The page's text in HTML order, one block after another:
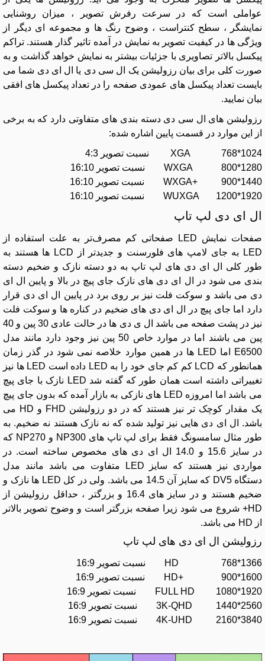
عواملی است که در سرعت رفرش تصویر ، میزان روشنایی
نمایشگر ، سطح کنتراست ، وضوح رنگ ها و مجموعه ای دیگر از
ویژگی ها در کیفیت تصویر به نمایش در آمده تاثیر گذار هستند. تراکم
پیکسل بالاتر تصاویری با جزئیات بیشتر به نمایش خواهد گذاشت و به
صورت کلی برای بیان رزولیشن یک ال سی دی یا ال ای دی شما می
بایست تعداد پیکسل های عمودی صفحه را در تعداد پیکسل های افقی
بیان نمایید.
رزولیشن های ال سی دی دسته بندی های متفاوتی دارد که به برخی
از این موارد در قسمت پایین اشاره شده:
1024*768 XGA نسبت تصویر 4:3
1280*800 WXGA نسبت تصویر 16:10
1440*900 +WXGA نسبت تصویر 16:10
1920*1200 WUXGA نسبت تصویر 16:10
ال ای دی لپ تاپ
صفحات نمایش LED صفحاتی کم ‌مصرف‌تر به علت استفاده از
LED به جای لامپ های فلورسنت و جدیدتر از LCD ها هستند به
طور کلی ال ای دی های لپ تاپ به دو دسته نازک و ضخیم دسته
بندی می شود در ال ای دی های نازک جای پیچ در بالا و پایین ال ای
دی می باشد و سوکت فلت نیز بر روی برد در پایین ال ای دی قرار
دارد اما جای پیچ در ال ای دی های ضخیم در کناره ها و سوکت فلت
نیز در پشت صفحه می باشد ال ی دی ها در حالت عادی 30 پین و 40
پین می باشند اما در موارد خاص 50 پین نیز وجود دارد مانند مدل
E6500 اما LED ها در همین موارد خلاصه نمی شود در گذر زمان
همانطور که LCD کم کم جای خود را به LED داده است LED ها نیز
تغییراتی داشته است همان طور که گفته شد LED نازک با جای پیچ
می باشد اما امروزه LED های نازکی به بازار آمده که بدون جای پیچ
یک مقدار کوچک تر نیز هستند که در دو رزولیشن FHD و HD می
باشد. ال ای دی هایی نیز تولید شده که نه نازک هستند نه ضخیم. به
طور مثال سامسونگ فقط برای لپ تاپ های NP300 و NP270 که
در سایز 15.6 و 14.0 ال ای دی های مخصوص ساخته است. در
مواردی نیز هستند که سایز LED متفاوت می باشد مانند مدل
دستگاه DV5 که سایز آن 14.5 می باشد. ولی در کل LED ها نازک و
ضخیم هستند و در سایز های 16.4 و بزرگتر ، حداقل رزولیشن از
HD+ شروع می شود زیرا صفحه بزرگتر است و وضوح تصویر بالاتر
از HD می باشد.
رزولیشن ال ای دی های لپ تاپ
1366*768 HD نسبت تصویر 16:9
1600*900 +HD نسبت تصویر 16:9
1920*1080 FULL HD نسبت تصویر 16:9
2560*1440 3K-QHD نسبت تصویر 16:9
3840*2160 4K-UHD نسبت تصویر 16:9